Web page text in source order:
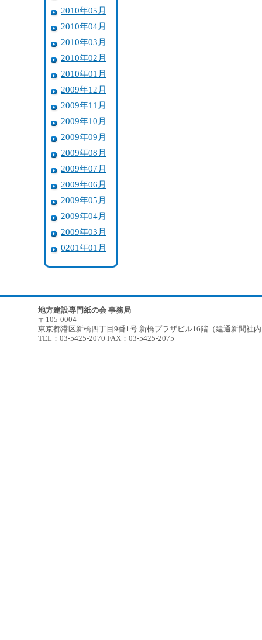
2010年05月
2010年04月
2010年03月
2010年02月
2010年01月
2009年12月
2009年11月
2009年10月
2009年09月
2009年08月
2009年07月
2009年06月
2009年05月
2009年04月
2009年03月
0201年01月
地方建設専門紙の会 事務局
〒105-0004
東京都港区新橋四丁目9番1号 新橋プラザビル16階（建通新聞社
TEL：03-5425-2070 FAX：03-5425-2075